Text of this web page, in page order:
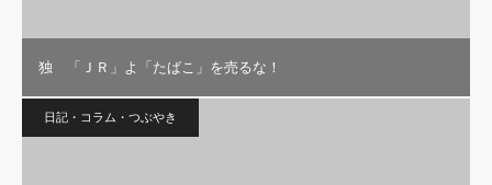
独 「ＪＲ」よ「たばこ」を売るな！
日記・コラム・つぶやき